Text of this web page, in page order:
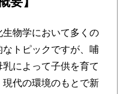
物学において多くの
トピックですが、哺
によって子供を育て
代の環境のもとで新